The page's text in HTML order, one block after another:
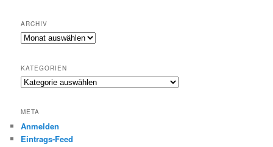
ARCHIV
Archiv
KATEGORIEN
Kategorien
META
Anmelden
Eintrags-Feed